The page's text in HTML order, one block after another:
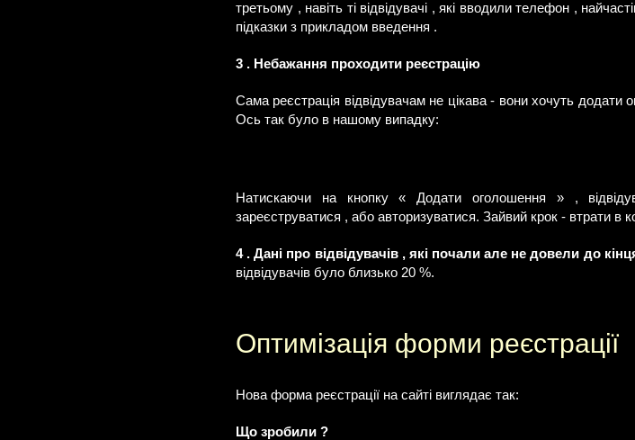
третьому , навіть ті відвідувачі , які вводили телефон ,
підказки з прикладом введення .
3 . Небажання проходити реєстрацію
Сама реєстрація відвідувачам не цікава - вони хочуть
Ось так було в нашому випадку:
Натискаючи на кнопку « Додати оголошення » ,
зареєструватися , або авторизуватися. Зайвий крок - втрати в
4 . Дані про відвідувачів , які почали але не довели до
відвідувачів було близько 20 %.
Оптимізація форми реєстрації
Нова форма реєстрації на сайті виглядає так:
Що зробили ?